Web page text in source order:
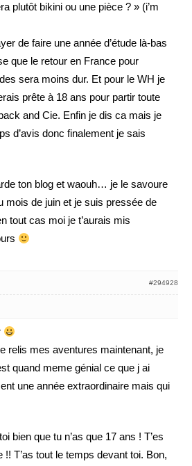
plutôt bikini ou une pièce ? » (i’m
de faire une année d’étude là-bas
que le retour en France pour
sera moins dur. Et pour le WH je
prête à 18 ans pour partir toute
and Cie. Enfin je dis ca mais je
d’avis donc finalement je sais
ton blog et waouh… je le savoure
mois de juin et je suis pressée de
tout cas moi je t’aurais mis
#294928
relis mes aventures maintenant, je
quand meme génial ce que j ai
une année extraordinaire mais qui
bien que tu n’as que 17 ans ! T’es
!! T’as tout le temps devant toi. Bon,